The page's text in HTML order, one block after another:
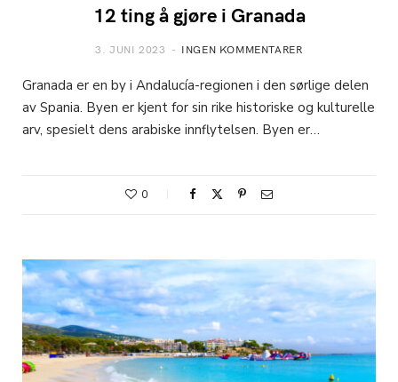
12 ting å gjøre i Granada
3. JUNI 2023 INGEN KOMMENTARER
Granada er en by i Andalucía-regionen i den sørlige delen
av Spania. Byen er kjent for sin rike historiske og kulturelle
arv, spesielt dens arabiske innflytelsen. Byen er…
0